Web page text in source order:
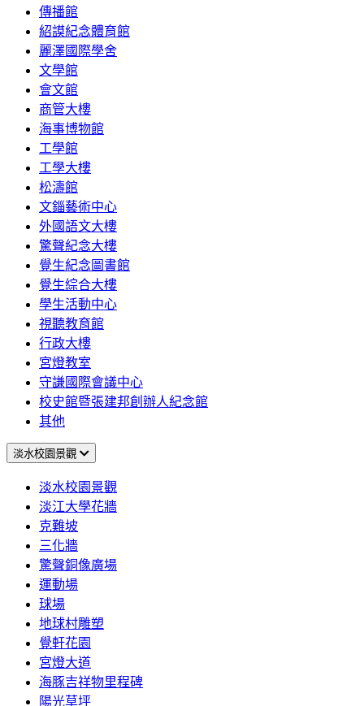
傳播館
紹謨紀念體育館
麗澤國際學舍
文學館
會文館
商管大樓
海事博物館
工學館
工學大樓
松濤館
文錙藝術中心
外國語文大樓
驚聲紀念大樓
覺生紀念圖書館
覺生綜合大樓
學生活動中心
視聽教育館
行政大樓
宮燈教室
守謙國際會議中心
校史館暨張建邦創辦人紀念館
其他
淡水校園景觀
淡水校園景觀
淡江大學花牆
克難坡
三化牆
驚聲銅像廣場
運動場
球場
地球村雕塑
覺軒花園
宮燈大道
海豚吉祥物里程碑
陽光草坪